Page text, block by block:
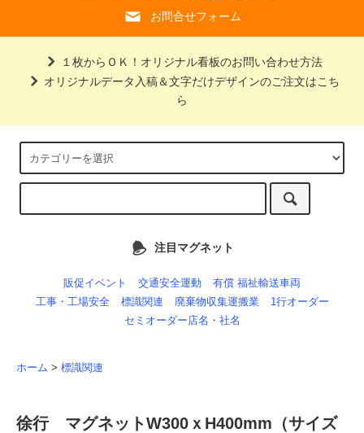
お問合せフォーム
１枚からＯＫ！オリジナル看板のお問い合わせ方法
オリジナルデータ入稿＆文字だけデザインのご注文はこち
ら
注目マグネット
販促イベント 交通安全運動
有償 福祉輸送車両
工事・工場安全
標識関連 廃棄物収集運搬業
1行オーダー
セミオーダー店名・社名
ホーム > 標識関連
徐行 マグネットW300ｘH400mm（サイズ